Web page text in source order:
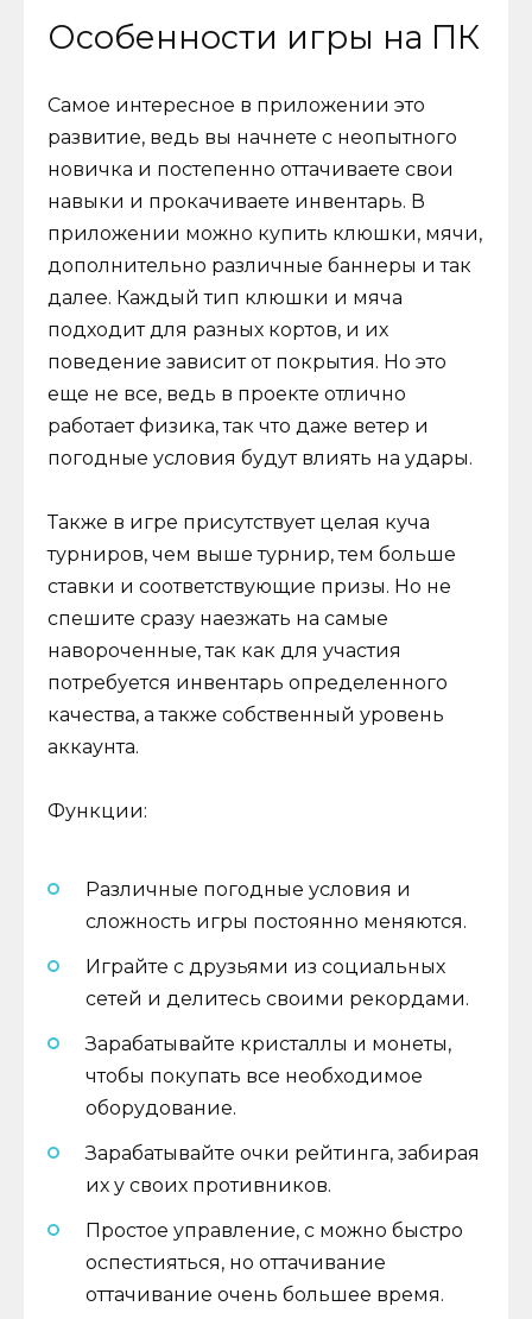
Особенности игры на ПК
Самое интересное в приложении это
развитие, ведь вы начнете с неопытного
новичка и постепенно оттачиваете свои
навыки и прокачиваете инвентарь. В
приложении можно купить клюшки, мячи,
дополнительно различные баннеры и так
далее. Каждый тип клюшки и мяча
подходит для разных кортов, и их
поведение зависит от покрытия. Но это
еще не все, ведь в проекте отлично
работает физика, так что даже ветер и
погодные условия будут влиять на удары.
Также в игре присутствует целая куча
турниров, чем выше турнир, тем больше
ставки и соответствующие призы. Но не
спешите сразу наезжать на самые
навороченные, так как для участия
потребуется инвентарь определенного
качества, а также собственный уровень
аккаунта.
Функции:
Различные погодные условия и
сложность игры постоянно меняются.
Играйте с друзьями из социальных
сетей и делитесь своими рекордами.
Зарабатывайте кристаллы и монеты,
чтобы покупать все необходимое
оборудование.
Зарабатывайте очки рейтинга, забирая
их у своих противников.
Простое управление, с можно быстро
оспестияться, но оттачивание
оттачивание очень большее время.